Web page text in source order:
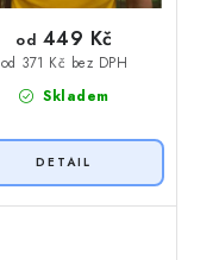
Skladem
od 371 Kč bez DPH
od 449 Kč